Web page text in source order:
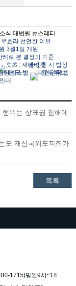
위는 상표권 침해에
도 재산국외도피죄가
목록
1715(평일9시~18